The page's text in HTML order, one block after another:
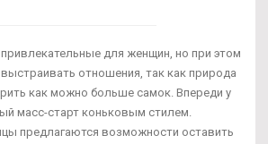
для женщин, но при этом
отношения, так как природа
как можно больше самок. Впереди у
масс-старт коньковым стилем.
предлагаются возможности оставить